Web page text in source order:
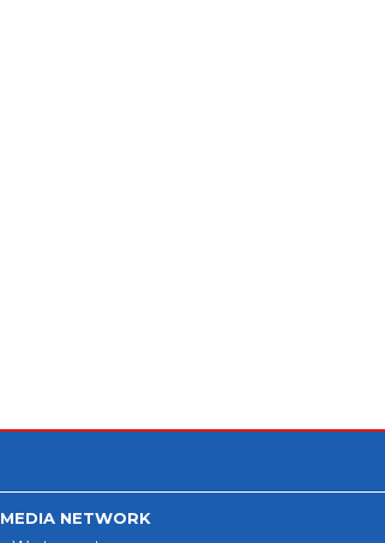
MEDIA NETWORK